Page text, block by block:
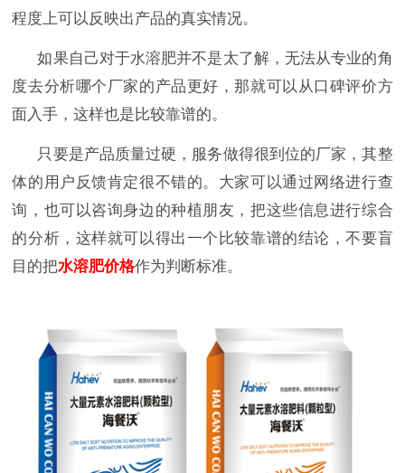
程度上可以反映出产品的真实情况。
如果自己对于水溶肥并不是太了解，无法从专业的角
度去分析哪个厂家的产品更好，那就可以从口碑评价方
面入手，这样也是比较靠谱的。
只要是产品质量过硬，服务做得很到位的厂家，其整
体的用户反馈肯定很不错的。大家可以通过网络进行查
询，也可以咨询身边的种植朋友，把这些信息进行综合
的分析，这样就可以得出一个比较靠谱的结论，不要盲
目的把水溶肥价格作为判断标准。